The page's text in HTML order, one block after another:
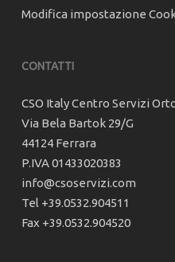
Modifica impostazione
CONTATTI
CSO Italy Centro Servizi
Via Bela Bartok 29/G
44124 Ferrara
P.IVA 01433020383
info@csoservizi.com
Tel +39.0532.904511
Fax +39.0532.904520